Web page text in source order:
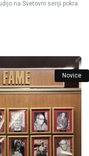
na Svetovni seriji pokra
Novice